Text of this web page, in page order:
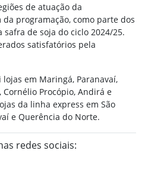
de atuação da
programação, como parte dos
de soja do ciclo 2024/25.
satisfatórios pela
em Maringá, Paranavaí,
Procópio, Andirá e
da linha express em São
e Querência do Norte.
redes sociais: